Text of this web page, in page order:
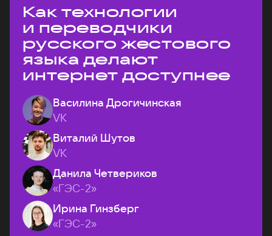
Как технологии
и переводчики
русского жестового
языка делают
интернет доступнее
Василина Дрогичинская
VK
Виталий Шутов
VK
Данила Четвериков
«ГЭС-2»
Ирина Гинзберг
«ГЭС-2»